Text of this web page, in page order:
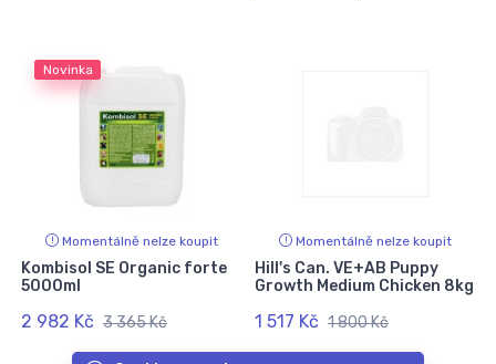
Novinka
Momentálně nelze koupit
Kombisol SE Organic forte
5000ml
2 982 Kč 3 365 Kč
Momentálně nelze koupit
Hill's Can. VE+AB Puppy
Growth Medium Chicken 8kg
1 517 Kč 1 800 Kč